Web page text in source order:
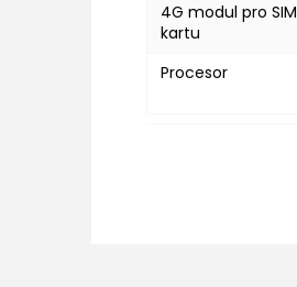
4G modul pro SIM
kartu
Procesor